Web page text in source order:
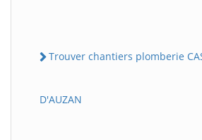
Trouver chantiers plomberie
D'AUZAN